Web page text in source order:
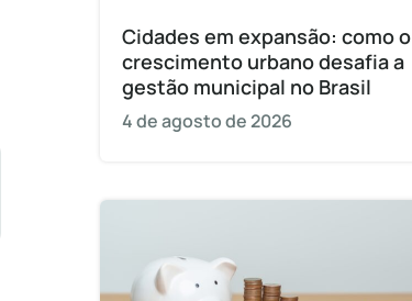
Cidades em expansão: como o
crescimento urbano desafia a
gestão municipal no Brasil
4 de agosto de 2026